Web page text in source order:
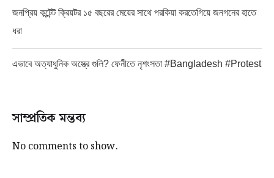
জনপ্রিয় কন্টেন্ট ক্রিয়টর ১৫ বছরের মেয়ের সাথে পরকিয়া করতেগিয়ে জনগনের হাতে
ধরা
এভাবে অত্যাধুনিক অস্ত্রে গুলি? ফেনীতে নৃশংসতা #Bangladesh #Protest
সাম্প্রতিক মন্তব্য
No comments to show.